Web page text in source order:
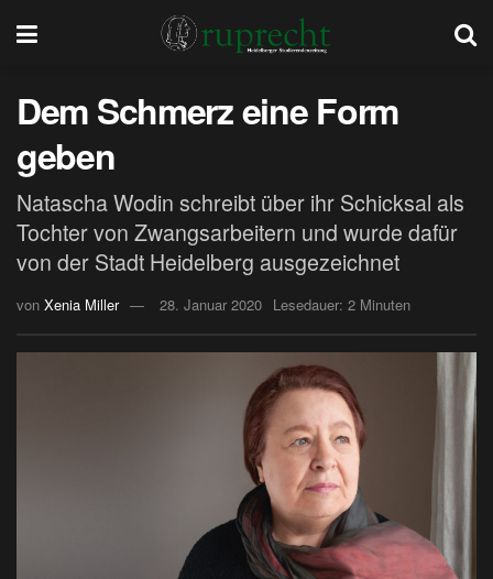
Dem Schmerz eine Form
geben
Natascha Wodin schreibt über ihr Schicksal als
Tochter von Zwangsarbeitern und wurde dafür
von der Stadt Heidelberg ausgezeichnet
von Xenia Miller 28. Januar 2020 Lesedauer: 2 Minuten